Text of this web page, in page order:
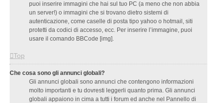
puoi inserire immagini che hai sul tuo PC (a meno che non abbia
un server!) o immagini che si trovano dietro sistemi di
autenticazione, come caselle di posta tipo yahoo o hotmail, siti
protetti da codici di accesso, ecc. Per inserire l’immagine, puoi
usare il comando BBCode [img].
Top
Che cosa sono gli annunci globali?
Gli annunci globali sono annunci che contengono informazioni
molto importanti e tu dovresti leggerli quanto prima. Gli annunci
globali appaiono in cima a tutti i forum ed anche nel Pannello di